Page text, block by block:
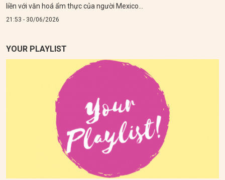
liền với văn hoá ẩm thực của người Mexico...
21:53 - 30/06/2026
YOUR PLAYLIST